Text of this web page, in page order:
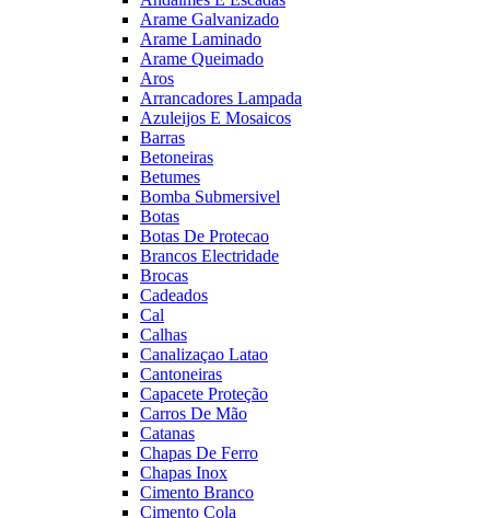
Arame Galvanizado
Arame Laminado
Arame Queimado
Aros
Arrancadores Lampada
Azuleijos E Mosaicos
Barras
Betoneiras
Betumes
Bomba Submersivel
Botas
Botas De Protecao
Brancos Electridade
Brocas
Cadeados
Cal
Calhas
Canalizaçao Latao
Cantoneiras
Capacete Proteção
Carros De Mão
Catanas
Chapas De Ferro
Chapas Inox
Cimento Branco
Cimento Cola